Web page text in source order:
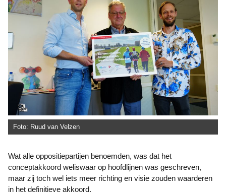
Foto: Ruud van Velzen
Wat alle oppositiepartijen benoemden, was dat het
conceptakkoord weliswaar op hoofdlijnen was geschreven,
maar zij toch wel iets meer richting en visie zouden waarderen
in het definitieve akkoord.